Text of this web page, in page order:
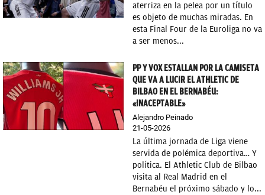
aterriza en la pelea por un título
es objeto de muchas miradas. En
esta Final Four de la Euroliga no va
a ser menos...
PP Y VOX ESTALLAN POR LA CAMISETA
QUE VA A LUCIR EL ATHLETIC DE
BILBAO EN EL BERNABÉU:
«INACEPTABLE»
Alejandro Peinado
21-05-2026
La última jornada de Liga viene
servida de polémica deportiva… Y
política. El Athletic Club de Bilbao
visita al Real Madrid en el
Bernabéu el próximo sábado y lo...